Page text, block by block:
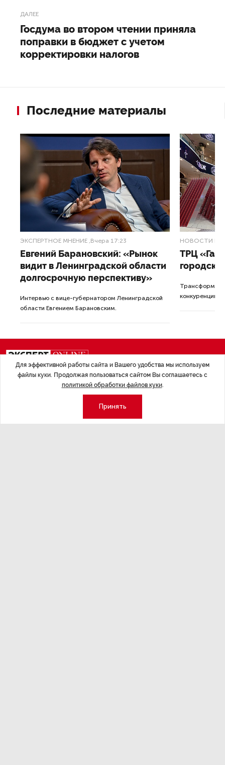
ДАЛЕЕ
Госдума во втором чтении приняла
поправки в бюджет с учетом
корректировки налогов
Последние материалы
ЭКСПЕРТНОЕ МНЕНИЕ ,Вчера 17:23
Евгений Барановский: «Рынок
видит в Ленинградской области
долгосрочную перспективу»
Интервью с вице-губернатором Ленинградской
области Евгением Барановским.
НОВОСТИ
ТРЦ
конкуренции
Стиль жизни
Для эффективной работы сайта и Вашего удобства мы используем
файлы куки. Продолжая пользоваться сайтом Вы соглашаетесь с
политикой обработки файлов куки.
Принять